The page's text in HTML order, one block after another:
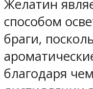
Желатин
способом
браги,
благодаря